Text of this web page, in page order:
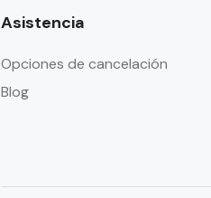
Asistencia
Opciones de cancelación
Blog